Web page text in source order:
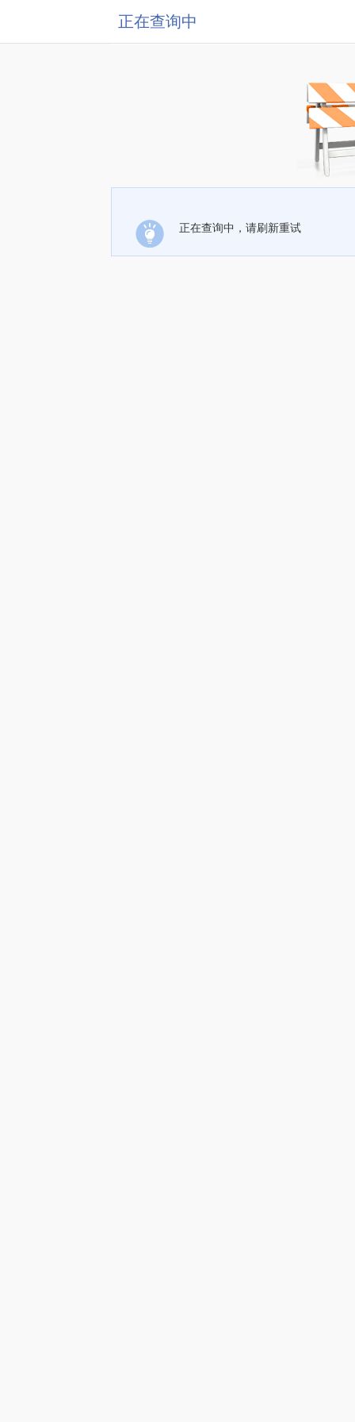
正在查询中
正在查询中，请刷新重试